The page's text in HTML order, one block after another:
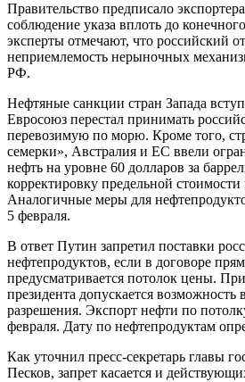
Правительство предписало
соблюдение указа вплоть до
эксперты отмечают, что российский
неприемлемость нерыночных
РФ.
Нефтяные санкции стран Запада
Евросоюз перестал принимать
перевозимую по морю. Кроме того,
семерки», Австралия и ЕС ввели
нефть на уровне 60 долларов за
корректировку предельной
Аналогичные меры для
5 февраля.
В ответ Путин запретил поставки
нефтепродуктов, если в договоре
предусматривается потолок цены.
президента допускается возможность
разрешения. Экспорт нефти по
февраля. Дату по нефтепродуктам
Как уточнил пресс-секретарь главы
Песков, запрет касается и